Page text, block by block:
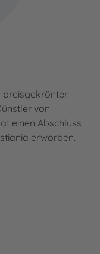
preisgekrönter
von
einen Abschluss
erworben.